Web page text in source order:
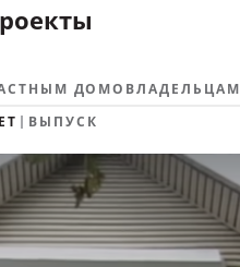
ДОМОВЛАДЕЛЬЦАМ
ВЫПУСК